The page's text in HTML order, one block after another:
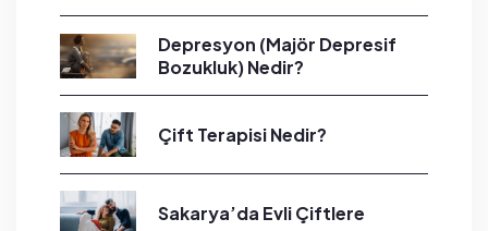
Depresyon (Majör Depresif
Bozukluk) Nedir?
Çift Terapisi Nedir?
Sakarya’da Evli Çiftlere